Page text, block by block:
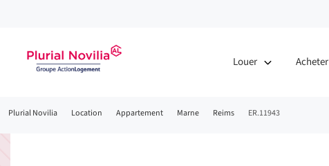
Louer Acheter
Fil
d'Ariane
Plurial Novilia Location Appartement Marne Reims ER.11943
de
chat